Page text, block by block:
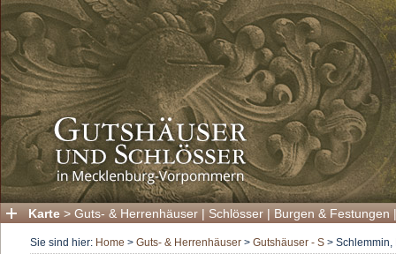
Karte > Guts- & Herrenhäuser | Schlösser | Burgen & Festungen
Sie sind hier: Home > Guts- & Herrenhäuser > Gutshäuser - S > Schlemmin,